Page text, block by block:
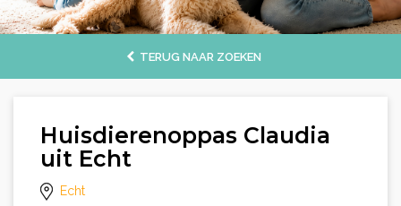
TERUG NAAR ZOEKEN
Huisdierenoppas Claudia
uit Echt
Echt